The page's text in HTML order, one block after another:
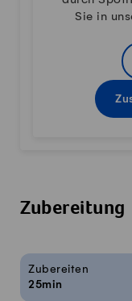
Sie in
Zubereitung
Rezeptinfos
Zubereiten
25min